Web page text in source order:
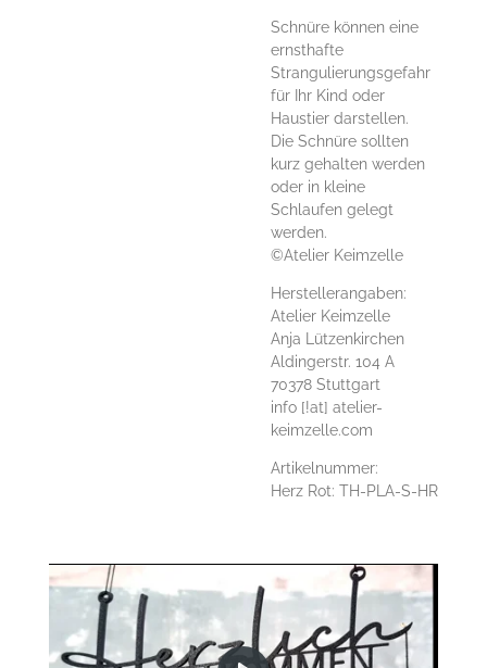
Schnüre können eine
ernsthafte
Strangulierungsgefahr
für Ihr Kind oder
Haustier darstellen.
Die Schnüre sollten
kurz gehalten werden
oder in kleine
Schlaufen gelegt
werden.
©Atelier Keimzelle
Herstellerangaben:
Atelier Keimzelle
Anja Lützenkirchen
Aldingerstr. 104 A
70378 Stuttgart
info [!at] atelier-
keimzelle.com
Artikelnummer:
Herz Rot: TH-PLA-S-HR